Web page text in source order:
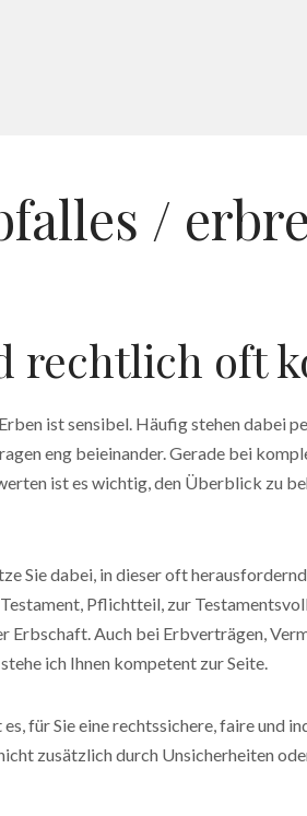
/
rechtlich oft
ist sensibel. Häufig stehen dabei
eng beieinander. Gerade bei
ist es wichtig, den Überblick zu
Sie dabei, in dieser oft
Pflichtteil, zur
Erbschaft. Auch bei Erbverträgen,
ich Ihnen kompetent zur Seite.
für Sie eine rechtssichere, faire und
zusätzlich durch Unsicherheiten